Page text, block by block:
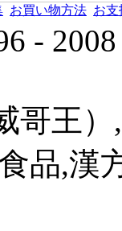
お買い物方法 お支
-
哥王
品,漢